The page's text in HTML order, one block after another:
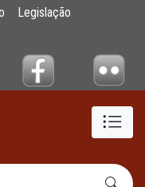
para
Legislação